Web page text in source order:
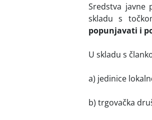
Sredstva javne
skladu s
popunjavati i
U skladu s
a) jedinice
b) trgovačka